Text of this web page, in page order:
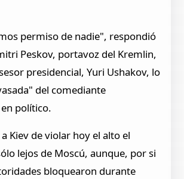
permiso de nadie", respondió
Peskov, portavoz del Kremlin,
presidencial, Yuri Ushakov, lo
del comediante
político.
Kiev de violar hoy el alto el
lejos de Moscú, aunque, por si
bloquearon durante